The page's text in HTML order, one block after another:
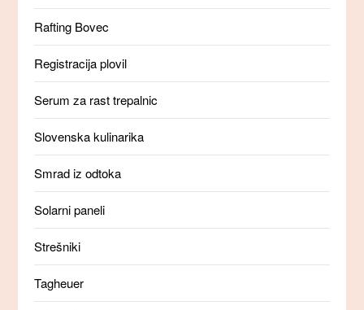
Rafting Bovec
Registracija plovil
Serum za rast trepalnic
Slovenska kulinarika
Smrad iz odtoka
Solarni paneli
Strešniki
Tagheuer